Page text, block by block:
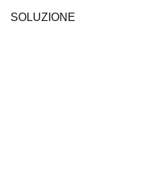
SOLUZIONE